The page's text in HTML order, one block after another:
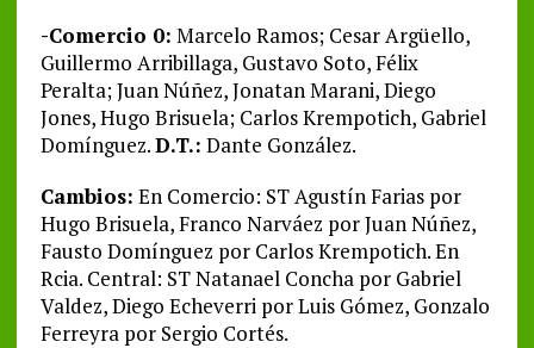
-Comercio 0: Marcelo Ramos; Cesar Argüello,
Guillermo Arribillaga, Gustavo Soto, Félix
Peralta; Juan Núñez, Jonatan Marani, Diego
Jones, Hugo Brisuela; Carlos Krempotich, Gabriel
Domínguez.D.T.: Dante González.
Cambios: En Comercio: ST Agustín Farias por
Hugo Brisuela, Franco Narváez por Juan Núñez,
Fausto Domínguez por Carlos Krempotich. En
Rcia. Central: ST Natanael Concha por Gabriel
Valdez, Diego Echeverri por Luis Gómez, Gonzalo
Ferreyra por Sergio Cortés.